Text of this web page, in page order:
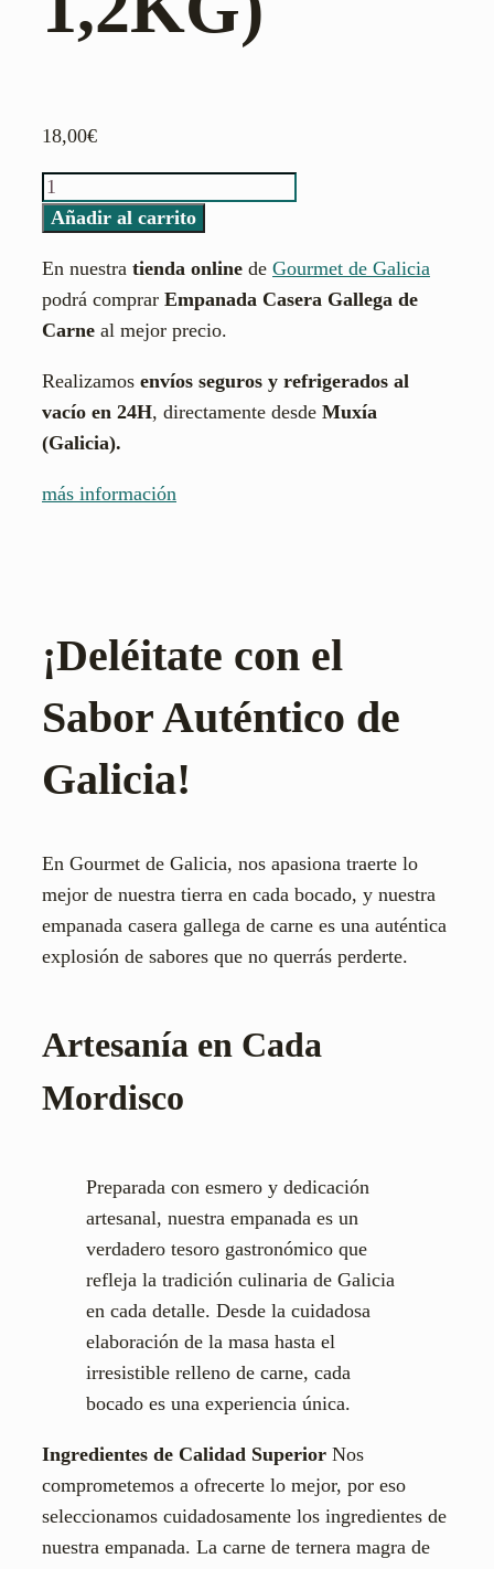
18,00€
Empanada
casera
(1-
1,2kg)
cantidad
Añadir al carrito
En nuestra tienda online de Gourmet de Galicia
podrá comprar Empanada Casera Gallega de
Carne al mejor precio.
Realizamos envíos seguros y refrigerados al
vacío en 24H, directamente desde Muxía
(Galicia).
más información
¡Deléitate con el
Sabor Auténtico de
Galicia!
En Gourmet de Galicia, nos apasiona traerte lo
mejor de nuestra tierra en cada bocado, y nuestra
empanada casera gallega de carne es una auténtica
explosión de sabores que no querrás perderte.
Artesanía en Cada
Mordisco
Preparada con esmero y dedicación
artesanal, nuestra empanada es un
verdadero tesoro gastronómico que
refleja la tradición culinaria de Galicia
en cada detalle. Desde la cuidadosa
elaboración de la masa hasta el
irresistible relleno de carne, cada
bocado es una experiencia única.
Ingredientes de Calidad Superior Nos
comprometemos a ofrecerte lo mejor, por eso
seleccionamos cuidadosamente los ingredientes de
nuestra empanada. La carne de ternera magra de